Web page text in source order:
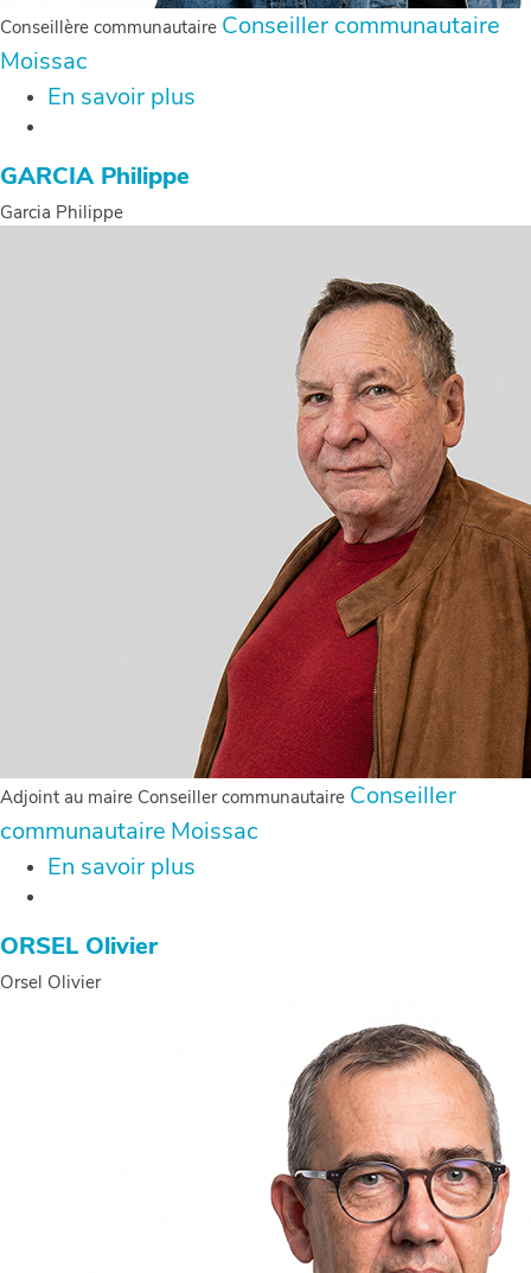
Conseillère communautaire Conseiller communautaire
Moissac
En savoir plus
GARCIA Philippe
Garcia Philippe
Adjoint au maire Conseiller communautaire Conseiller
communautaire Moissac
En savoir plus
ORSEL Olivier
Orsel Olivier